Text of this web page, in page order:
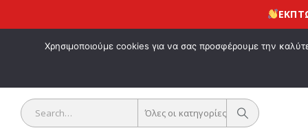
ΚΑΛΩΣ
Όλες οι κατηγορίες
ΕΚΠΤΩΣΗ
Χρησιμοποιούμε cookies για να σας προσφέρουμε την